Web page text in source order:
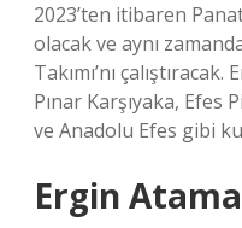
2023’ten itibaren
olacak ve aynı
Takımı’nı
Pınar Karşıyaka, Efes
ve Anadolu Efes gibi
Ergin